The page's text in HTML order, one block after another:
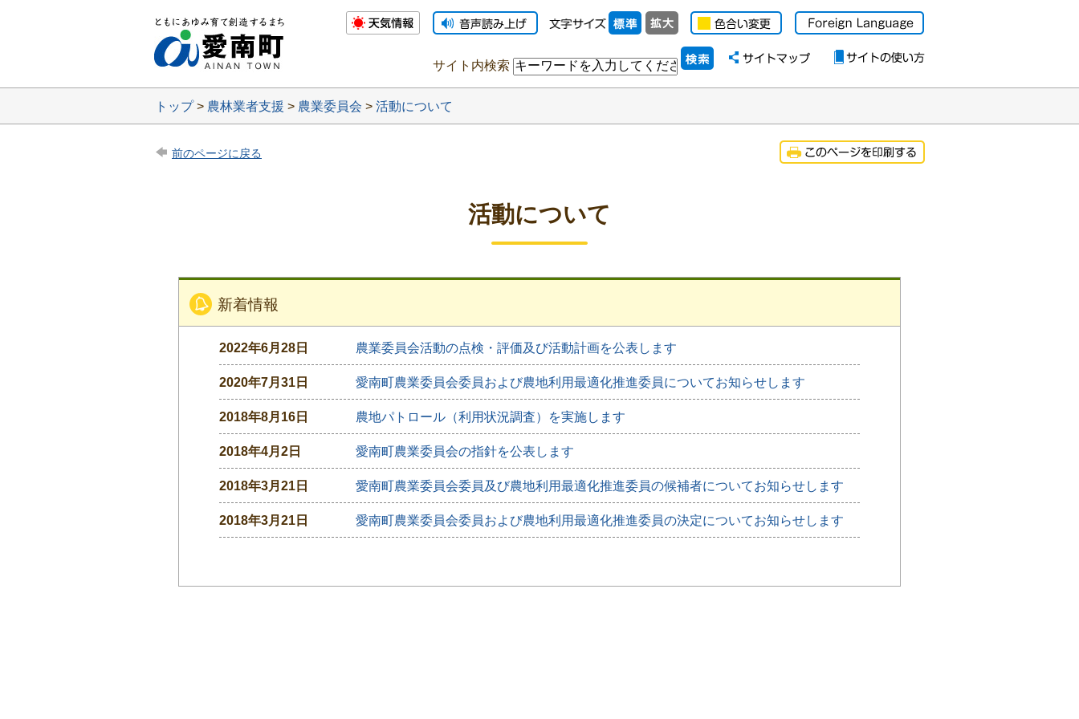
サイト内検索
トップ> 農林業者支援 > 農業委員会 > 活動について
前のページに戻る
活動について
新着情報
2022年6月28日 農業委員会活動の点検・評価及び活動計画を公表します
2020年7月31日 愛南町農業委員会委員および農地利用最適化推進委員についてお知らせします
2018年8月16日 農地パトロール（利用状況調査）を実施します
2018年4月2日 愛南町農業委員会の指針を公表します
2018年3月21日 愛南町農業委員会委員及び農地利用最適化推進委員の候補者についてお知らせします
2018年3月21日 愛南町農業委員会委員および農地利用最適化推進委員の決定についてお知らせします